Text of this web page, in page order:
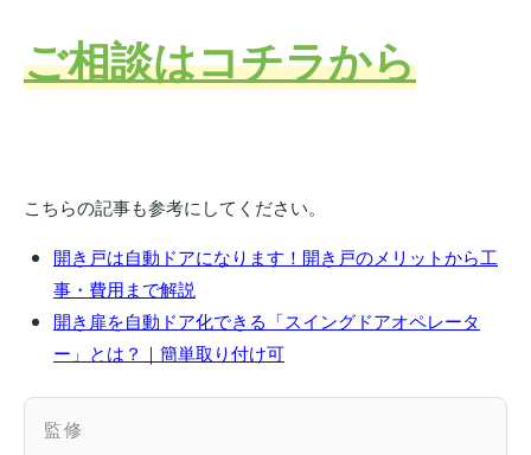
ご相談はコチラから
こちらの記事も参考にしてください。
開き戸は自動ドアになります！開き戸のメリットから工
事・費用まで解説
開き扉を自動ドア化できる「スイングドアオペレータ
ー」とは？｜簡単取り付け可
監修